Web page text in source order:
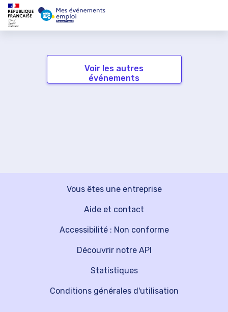
Voir les autres
événements
Vous êtes une entreprise
Découvrir notre API
Aide et contact
Statistiques
Accessibilité : Non conforme
Conditions générales d'utilisation